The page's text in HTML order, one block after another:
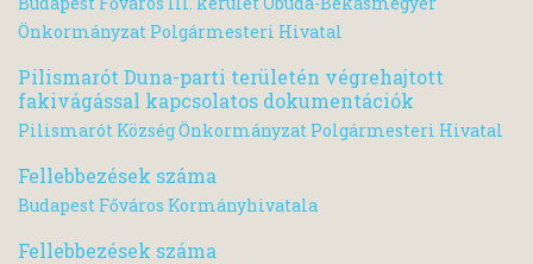
Önkormányzat Polgármesteri Hivatal
Pilismarót Duna-parti területén végrehajtott
fakivágással kapcsolatos dokumentációk
Pilismarót Község Önkormányzat Polgármesteri Hivatal
Fellebbezések száma
Budapest Főváros Kormányhivatala
Fellebbezések száma